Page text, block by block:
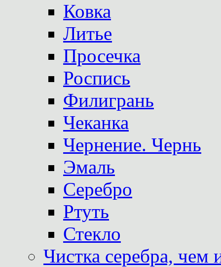
Ковка
Литье
Просечка
Роспись
Филигрань
Чеканка
Чернение. Чернь
Эмаль
Серебро
Ртуть
Стекло
Чистка серебра, чем